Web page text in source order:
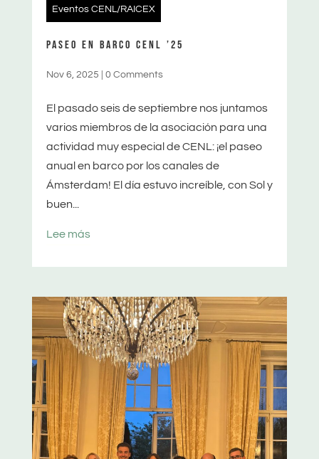
Eventos CENL/RAICEX
PASEO EN BARCO CENL ’25
Nov 6, 2025 0 Comments
El pasado seis de septiembre nos juntamos
varios miembros de la asociación para una
actividad muy especial de CENL: ¡el paseo
anual en barco por los canales de
Ámsterdam! El día estuvo increíble, con Sol y
buen...
Lee más